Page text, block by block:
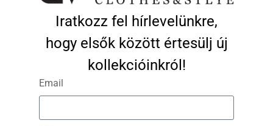
normál illeszkedés
A modell által viselt méret: egyméretes
A modell méretei: 173 cm magas, 60 kg
Iratkozz fel hírlevelünkre,
hogy elsők között értesülj új
kollekcióinkról!
Email